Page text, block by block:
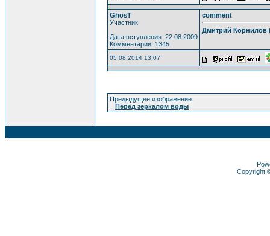
GhosT
Участник
Дата вступления: 22.08.2009
Комментарии: 1345
comment
Дмитрий Корнилов
05.08.2014 13:07
Предыдущее изображение:
Перед зеркалом воды
Copyright